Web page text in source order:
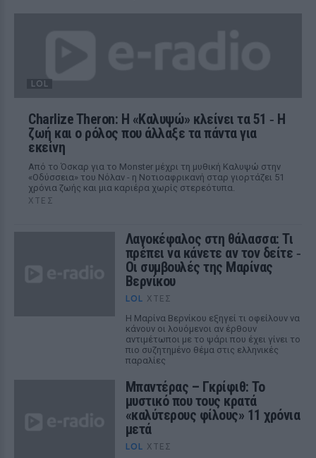
LOL
Charlize Theron: Η «Καλυψώ» κλείνει τα 51 ‑ H
ζωή και ο ρόλος που άλλαξε τα πάντα για
εκείνη
Από το Όσκαρ για το Monster μέχρι τη μυθική Καλυψώ στην
«Οδύσσεια» του Νόλαν - η Νοτιοαφρικανή σταρ γιορτάζει 51
χρόνια ζωής και μια καριέρα χωρίς στερεότυπα.
ΧΤΕΣ
Λαγοκέφαλος στη θάλασσα: Τι
πρέπει να κάνετε αν τον δείτε ‑
Οι συμβουλές της Μαρίνας
Βερνίκου
LOL ΧΤΕΣ
Η Μαρίνα Βερνίκου εξηγεί τι οφείλουν να
κάνουν οι λουόμενοι αν έρθουν
αντιμέτωποι με το ψάρι που έχει γίνει το
πιο συζητημένο θέμα στις ελληνικές
παραλίες
Μπαντέρας – Γκρίφιθ: Το
μυστικό που τους κρατά
«καλύτερους φίλους» 11 χρόνια
μετά
LOL ΧΤΕΣ